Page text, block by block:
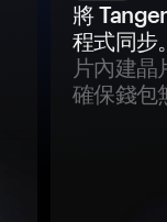
將
程式同步
片內建晶
確保錢包